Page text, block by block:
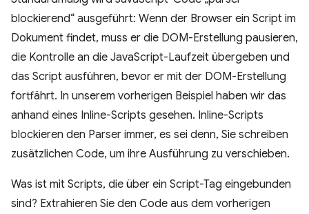
blockierend“ ausgeführt: Wenn der Browser ein Script im
Dokument findet, muss er die DOM-Erstellung pausieren,
die Kontrolle an die JavaScript-Laufzeit übergeben und
das Script ausführen, bevor er mit der DOM-Erstellung
fortfährt. In unserem vorherigen Beispiel haben wir das
anhand eines Inline-Scripts gesehen. Inline-Scripts
blockieren den Parser immer, es sei denn, Sie schreiben
zusätzlichen Code, um ihre Ausführung zu verschieben.
Was ist mit Scripts, die über ein Script-Tag eingebunden
sind? Extrahieren Sie den Code aus dem vorherigen